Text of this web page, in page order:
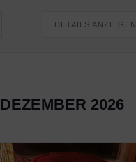
DETAILS ANZEIGEN
DEZEMBER 2026